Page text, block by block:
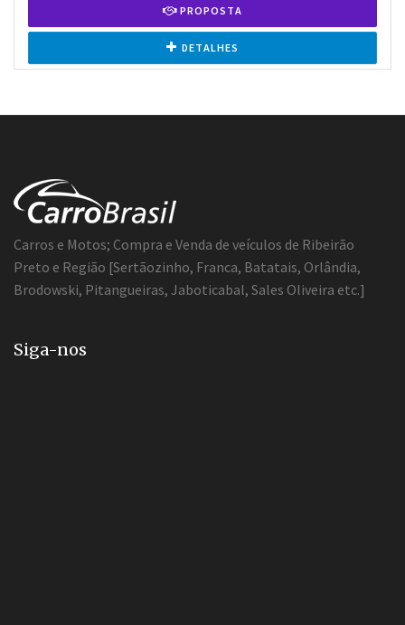
PROPOSTA
DETALHES
Carros e Motos; Compra e Venda de veículos de Ribeirão
Preto e Região [Sertãozinho, Franca, Batatais, Orlândia,
Brodowski, Pitangueiras, Jaboticabal, Sales Oliveira etc.]
Siga-nos